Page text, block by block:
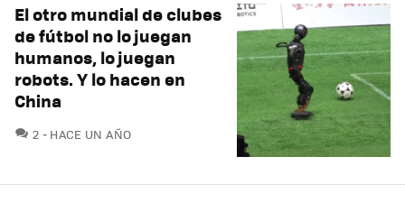
El otro mundial de clubes
de fútbol no lo juegan
humanos, lo juegan
robots. Y lo hacen en
China
2 COMENTARIOS
HACE UN AÑO